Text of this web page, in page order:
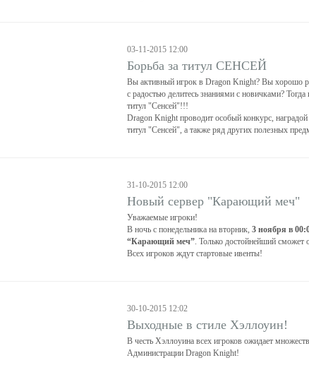
03-11-2015 12:00
Борьба за титул СЕНСЕЙ
Вы активный игрок в Dragon Knight? Вы хорошо
с радостью делитесь знаниями с новичками?
титул "Сенсей"!!!
Dragon Knight проводит особый конкурс,
титул "Сенсей", а также ряд других полезных
31-10-2015 12:00
Новый сервер "Карающий меч"
Уважаемые игроки!
В ночь с понедельника на вторник, 3 ноября в
“Карающий меч”. Только достойнейший сможет
Всех игроков ждут стартовые ивенты!
30-10-2015 12:02
Выходные в стиле Хэллоуин!
В честь Хэллоуина всех игроков ожидает
Администрации Dragon Knight!